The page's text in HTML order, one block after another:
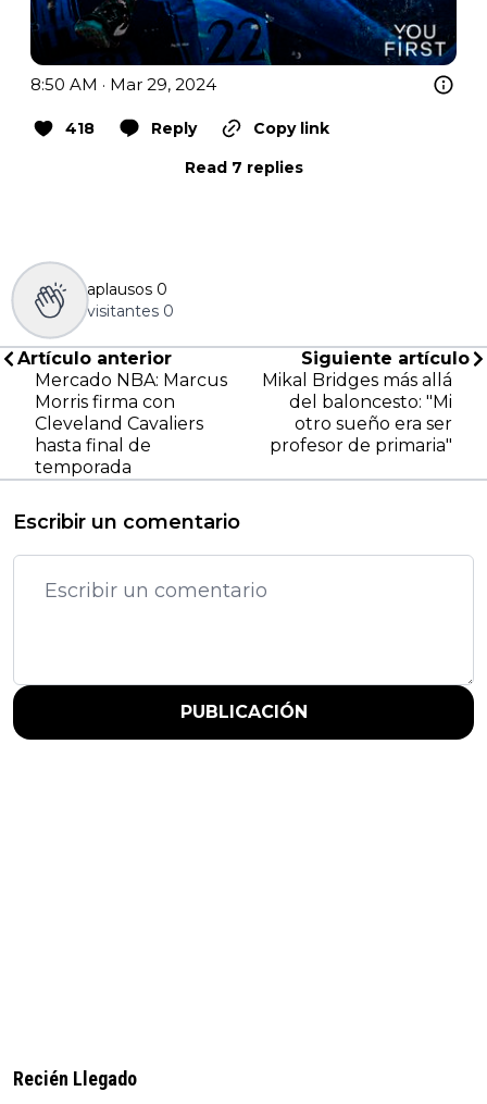
8:50 AM · Mar 29, 2024
418 Reply
Copy link
Read 7 replies
aplausos 0
visitantes 0
Artículo anterior
Mercado NBA: Marcus
Morris firma con
Cleveland Cavaliers
hasta final de
temporada
Siguiente artículo
Mikal Bridges más allá
del baloncesto: "Mi
otro sueño era ser
profesor de primaria"
Escribir un comentario
PUBLICACIÓN
Recién Llegado